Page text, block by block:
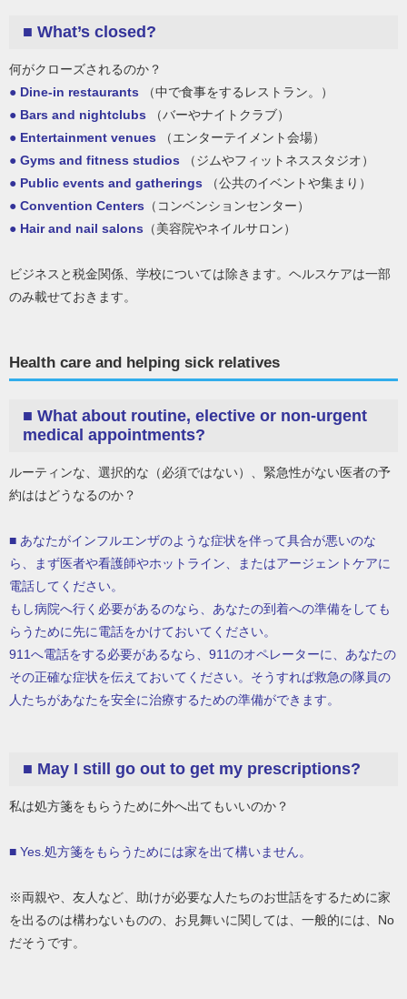
■ What’s closed?
何がクローズされるのか？
● Dine-in restaurants （中で食事をするレストラン。）
● Bars and nightclubs （バーやナイトクラブ）
● Entertainment venues （エンターテイメント会場）
● Gyms and fitness studios （ジムやフィットネススタジオ）
● Public events and gatherings （公共のイベントや集まり）
● Convention Centers （コンベンションセンター）
● Hair and nail salons （美容院やネイルサロン）
ビジネスと税金関係、学校については除きます。ヘルスケアは一部
のみ載せておきます。
Health care and helping sick relatives
■ What about routine, elective or non-urgent
medical appointments?
ルーティンな、選択的な（必須ではない）、緊急性がない医者の予
約ははどうなるのか？
■ あなたがインフルエンザのような症状を伴って具合が悪いのな
ら、まず医者や看護師やホットライン、またはアージェントケアに
電話してください。
もし病院へ行く必要があるのなら、あなたの到着への準備をしても
らうために先に電話をかけておいてください。
911へ電話をする必要があるなら、911のオペレーターに、あなたの
その正確な症状を伝えておいてください。そうすれば救急の隊員の
人たちがあなたを安全に治療するための準備ができます。
■ May I still go out to get my prescriptions?
私は処方箋をもらうために外へ出てもいいのか？
■ Yes.処方箋をもらうためには家を出て構いません。
※両親や、友人など、助けが必要な人たちのお世話をするために家
を出るのは構わないものの、お見舞いに関しては、一般的には、No
だそうです。